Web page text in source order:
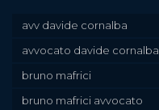
avv davide cornalba
avvocato davide cornalba
bruno mafrici
bruno mafrici avvocato